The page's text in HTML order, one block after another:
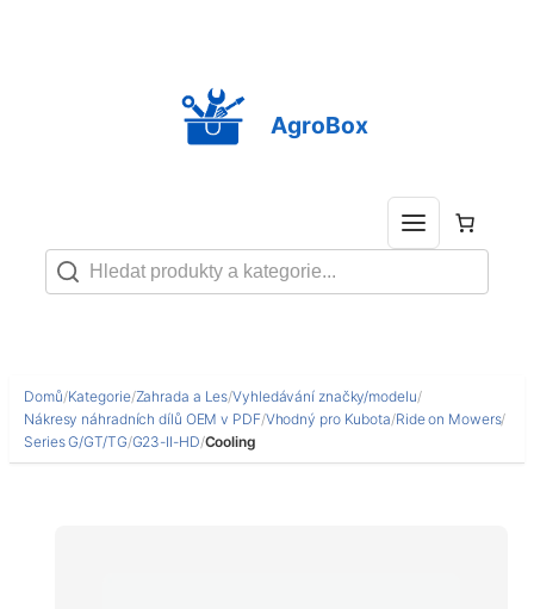
AgroBox
Domů/Kategorie/Zahrada a Les/Vyhledávání značky/modelu/
Nákresy náhradních dílů OEM v PDF/Vhodný pro Kubota/Ride on Mowers/
Series G/GT/TG/G23-II-HD/Cooling